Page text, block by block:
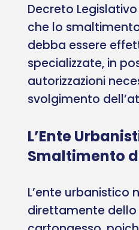
Decreto
che lo
debba essere
specializzate, in
autorizzazioni
svolgimento
L’Ente
Smaltimento
L’ente urbanistico
direttamente